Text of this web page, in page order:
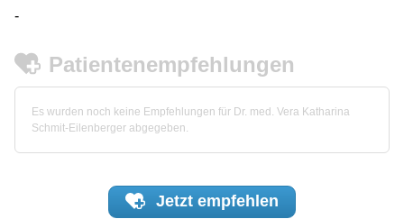
-
Patientenempfehlungen
Es wurden noch keine Empfehlungen für Dr. med. Vera Katharina
Schmit-Eilenberger abgegeben.
Jetzt empfehlen